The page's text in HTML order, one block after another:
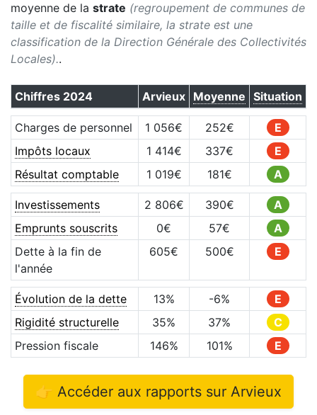
moyenne de la strate (regroupement de communes de
taille et de fiscalité similaire, la strate est une
classification de la Direction Générale des Collectivités
Locales)..
Chiffres 2024 Arvieux Moyenne Situation
Charges de personnel 1 056€ 252€
E
Impôts locaux
1 414€ 337€
E
Résultat comptable
1 019€ 181€ A
Investissements 2 806€ 390€
A
Emprunts souscrits
0€ 57€
A
Dette à la fin de
l'année
605€ 500€ E
Évolution de la dette 13% -6%
E
Rigidité structurelle
35% 37%
C
Pression fiscale
146% 101% E
👉 Accéder aux rapports sur Arvieux